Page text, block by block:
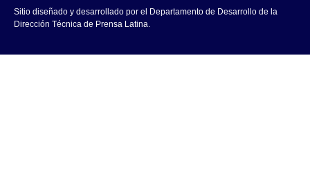
Sitio diseñado y desarrollado por el Departamento de Desarrollo de la
Dirección Técnica de Prensa Latina.